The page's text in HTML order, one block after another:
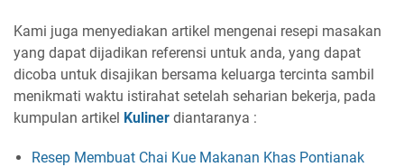
Kami juga menyediakan artikel mengenai resepi masakan
yang dapat dijadikan referensi untuk anda, yang dapat
dicoba untuk disajikan bersama keluarga tercinta sambil
menikmati waktu istirahat setelah seharian bekerja, pada
kumpulan artikel Kuliner diantaranya :
Resep Membuat Chai Kue Makanan Khas Pontianak